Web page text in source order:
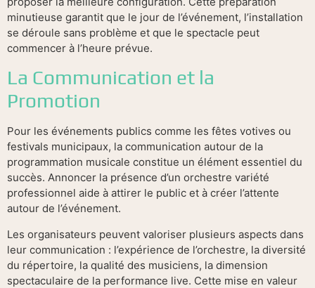
minutieuse garantit que le jour de l’événement, l’installation
se déroule sans problème et que le spectacle peut
commencer à l’heure prévue.
La Communication et la
Promotion
Pour les événements publics comme les fêtes votives ou
festivals municipaux, la communication autour de la
programmation musicale constitue un élément essentiel du
succès. Annoncer la présence d’un orchestre variété
professionnel aide à attirer le public et à créer l’attente
autour de l’événement.
Les organisateurs peuvent valoriser plusieurs aspects dans
leur communication : l’expérience de l’orchestre, la diversité
du répertoire, la qualité des musiciens, la dimension
spectaculaire de la performance live. Cette mise en valeur